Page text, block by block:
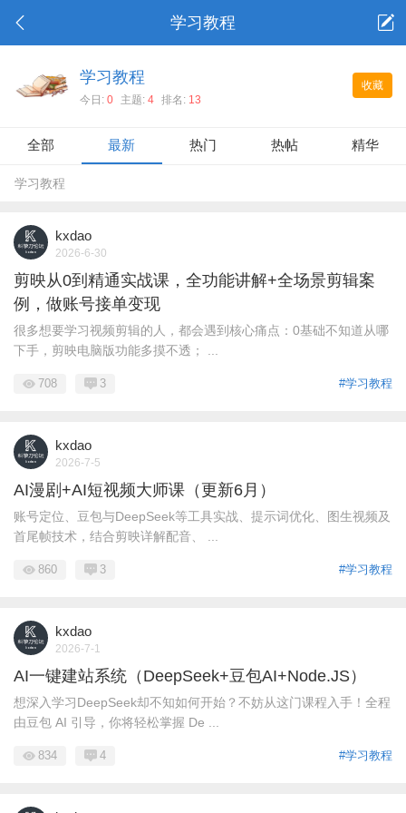
学习教程
收藏
学习教程
今日:0 主题:4 排名: 13
全部 最新 热门 热帖 精华
学习教程
kxdao
2026-6-30
剪映从0到精通实战课，全功能讲解+全场景剪辑案
例，做账号接单变现
很多想要学习视频剪辑的人，都会遇到核心痛点：0基础不知道从哪
下手，剪映电脑版功能多摸不透； ...
#学习教程
708 3
kxdao
2026-7-5
AI漫剧+AI短视频大师课（更新6月）
账号定位、豆包与DeepSeek等工具实战、提示词优化、图生视频及
首尾帧技术，结合剪映详解配音、 ...
#学习教程
860 3
kxdao
2026-7-1
AI一键建站系统（DeepSeek+豆包AI+Node.JS）
想深入学习DeepSeek却不知如何开始？不妨从这门课程入手！全程
由豆包 AI 引导，你将轻松掌握 De ...
#学习教程
834 4